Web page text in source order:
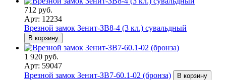
712 руб.
Арт: 12234
Врезной замок Зенит-ЗВ8-4 (3 кл.) сувальдный
В корзину
1 920 руб.
Арт: 59047
Врезной замок Зенит-ЗВ7-60.1-02 (бронза)
В корзину